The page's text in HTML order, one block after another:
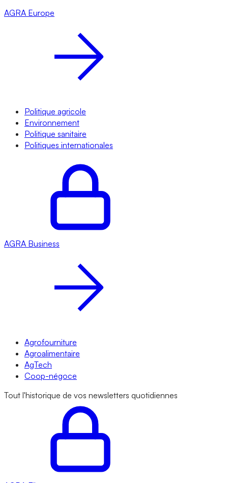
AGRA Europe
Politique agricole
Environnement
Politique sanitaire
Politiques internationales
AGRA Business
Agrofourniture
Agroalimentaire
AgTech
Coop-négoce
Tout l'historique de vos newsletters quotidiennes